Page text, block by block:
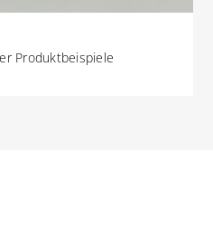
Produktbeispiele